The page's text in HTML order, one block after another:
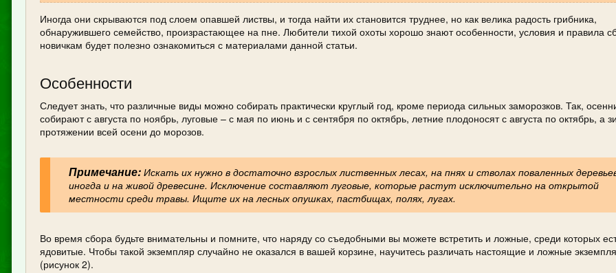
Иногда они скрываются под слоем опавшей листвы, и тогда найти их становится труднее, но как велика радость грибника,
обнаружившего семейство, произрастающее на пне. Любители тихой охоты хорошо знают особенности, условия и правила
новичкам будет полезно ознакомиться с материалами данной статьи.
Особенности
Следует знать, что различные виды можно собирать практически круглый год, кроме периода сильных заморозков. Так,
собирают с августа по ноябрь, луговые – с мая по июнь и с сентября по октябрь, летние плодоносят с августа по октябрь, а
протяжении всей осени до морозов.
Примечание: Искать их нужно в достаточно взрослых лиственных лесах, на пнях и стволах поваленных
иногда и на живой древесине. Исключение составляют луговые, которые растут исключительно на открытой
местности среди травы. Ищите их на лесных опушках, пастбищах, полях, лугах.
Во время сбора будьте внимательны и помните, что наряду со съедобными вы можете встретить и ложные, среди которых
ядовитые. Чтобы такой экземпляр случайно не оказался в вашей корзине, научитесь различать настоящие и ложные
(рисунок 2).